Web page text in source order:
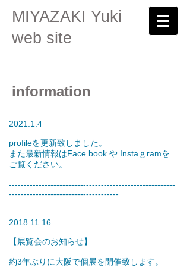
MIYAZAKI Yuki
web site
information
2021.1.4
profileを更新致しました。
また最新情報はFace book や Instaｇramを
ご覧ください。
--------------------------------------------------------
-------------------------------------
2018.11.16
【展覧会のお知らせ】
約3年ぶりに大阪で個展を開催致します。